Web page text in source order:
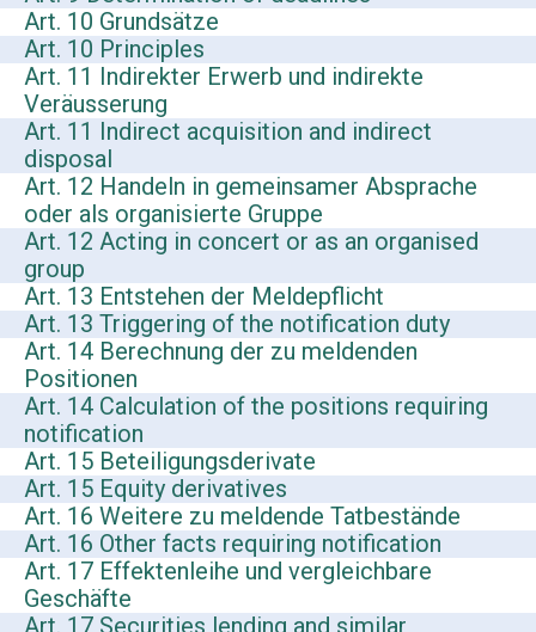
Art. 10 Grundsätze
Art. 10 Principles
Art. 11 Indirekter Erwerb und indirekte
Veräusserung
Art. 11 Indirect acquisition and indirect
disposal
Art. 12 Handeln in gemeinsamer Absprache
oder als organisierte Gruppe
Art. 12 Acting in concert or as an organised
group
Art. 13 Entstehen der Meldepflicht
Art. 13 Triggering of the notification duty
Art. 14 Berechnung der zu meldenden
Positionen
Art. 14 Calculation of the positions requiring
notification
Art. 15 Beteiligungsderivate
Art. 15 Equity derivatives
Art. 16 Weitere zu meldende Tatbestände
Art. 16 Other facts requiring notification
Art. 17 Effektenleihe und vergleichbare
Geschäfte